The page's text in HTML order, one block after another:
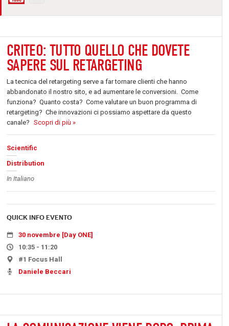
CRITEO: TUTTO QUELLO CHE DOVETE
SAPERE SUL RETARGETING
La tecnica del retargeting serve a far tornare clienti che hanno
abbandonato il nostro sito, e ad aumentare le conversioni. Come
funziona? Quanto costa? Come valutare un buon programma di
retargeting? Che innovazioni ci possiamo aspettare da questo
canale? Scopri di più »
Scientific
Distribution
In Italiano
QUICK INFO EVENTO
30 novembre [Day ONE]
10:35 - 11:20
#1 Focus Hall
Daniele Beccari